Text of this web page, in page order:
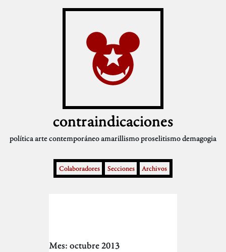
contraindicaciones
políticaarte contemporáneoamarillismoproselitismodemagogia
Colaboradores Secciones Archivos
Mes: octubre 2013